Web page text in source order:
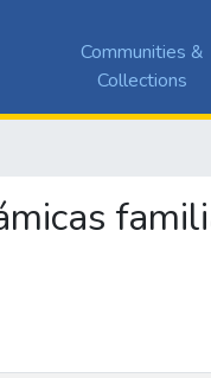
Communities &
Collections